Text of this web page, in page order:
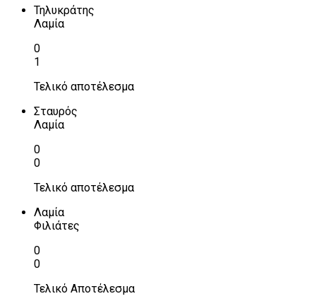
Τηλυκράτης
Λαμία
0
1
Τελικό αποτέλεσμα
Σταυρός
Λαμία
0
0
Τελικό αποτέλεσμα
Λαμία
Φιλιάτες
0
0
Τελικό Αποτέλεσμα